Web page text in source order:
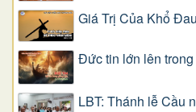
Giá Trị Của Khổ
Đức tin lớn lên
LBT: Thánh lễ Cầu